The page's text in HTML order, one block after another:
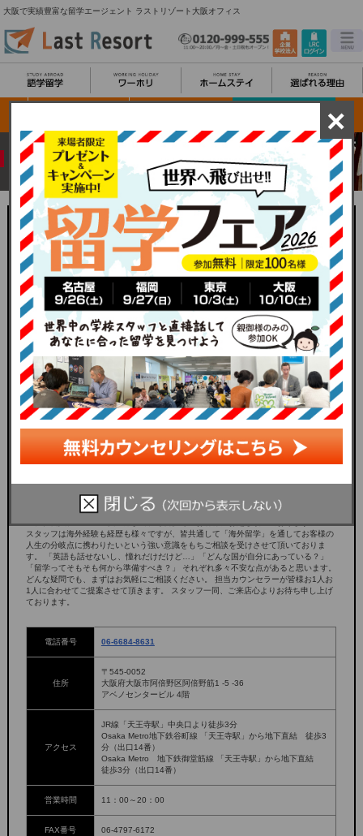
大阪で実績豊富な留学エージェント ラストリゾート大阪オフィス
×
安心の国内43拠点
大阪オフィス詳細 関西一覧に戻る
About Osaka office
大阪支店は、JR天王寺駅より徒歩3分、地下鉄谷町線/御堂筋線天王寺駅地下から直結
しています。 ご相談にお越し頂くお客様の年齢も幅広く、 小中学生、高校生、大学
生、社会人、シニア世代の方まで、毎日多くのお客様にお越し頂いております。
スタッフは海外経験も経歴も様々ですが、皆共通して「海外留学」を通してお客様の
人生の分岐点に携わりたいという強い意識をもちご相談を受けさせて頂いておりま
す。 「英語も話せないし、憧れだけだけど…」「どんな国が自分にあっている？」
「留学ってそもそも何から準備すべき？」 それぞれ多々不安な点があると思います。
どんな疑問でも、まずはお気軽にご相談ください。 担当カウンセラーが皆様お1人お
1人に合わせてご提案させて頂きます。 スタッフ一同、ご来店心よりお待ち申し上げ
ております。
電話番号 06-6684-8631
住所
〒545-0052
大阪府大阪市阿倍野区阿倍野筋1 -5 -36
アベノセンタービル 4階
アクセス
JR線「天王寺駅」中央口より徒歩3分
Osaka Metro地下鉄谷町線 「天王寺駅」から地下直結 徒歩3
分（出口14番）
Osaka Metro 地下鉄御堂筋線 「天王寺駅」から地下直結
徒歩3分（出口14番）
営業時間 11：00～20：00
FAX番号 06-4797-6172